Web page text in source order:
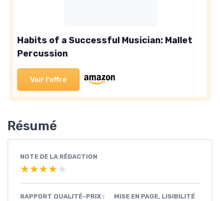
Habits of a Successful Musician: Mallet
Percussion
Voir l'offre
Résumé
NOTE DE LA RÉDACTION
★★★★★
★★★★★
RAPPORT QUALITÉ-PRIX :
MISE EN PAGE, LISIBILITÉ